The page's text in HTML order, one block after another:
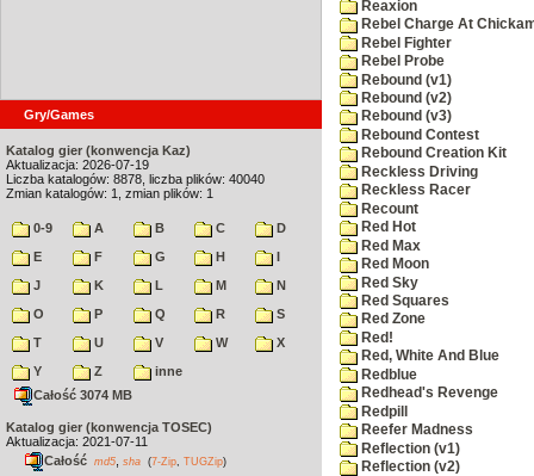
Gry/Games
Katalog gier (konwencja Kaz)
Aktualizacja: 2026-07-19
Liczba katalogów: 8878, liczba plików: 40040
Zmian katalogów: 1, zmian plików: 1
0-9 A B C
D
E
F G H
I
J
K L M
N
O
P Q R
S
T
U V W
X
Y
Z
inne
Całość 3074 MB
Katalog gier (konwencja TOSEC)
Aktualizacja: 2021-07-11
Całość md5 sha (7-Zip TUGZip)
Reaxion
Rebel Charge At
Rebel Fighter
Rebel Probe
Rebound (v1)
Rebound (v2)
Rebound (v3)
Rebound Contest
Rebound Creation Kit
Reckless Driving
Reckless Racer
Recount
Red Hot
Red Max
Red Moon
Red Sky
Red Squares
Red Zone
Red!
Red, White And Blue
Redblue
Redhead's Revenge
Redpill
Reefer Madness
Reflection (v1)
Reflection (v2)